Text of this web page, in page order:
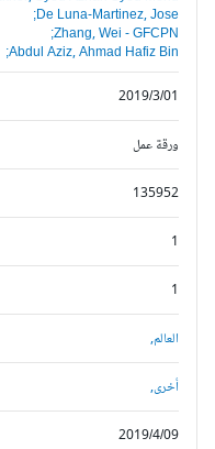
De Luna-Martinez, Jose;
Zhang, Wei - GFCPN;
Abdul Aziz, Ahmad Hafiz Bin;
2019/3/01
ورقة عمل
135952
العالم,
أخرى,
2019/4/09